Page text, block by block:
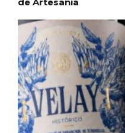
de Artesanía
Semana Santa en
2026